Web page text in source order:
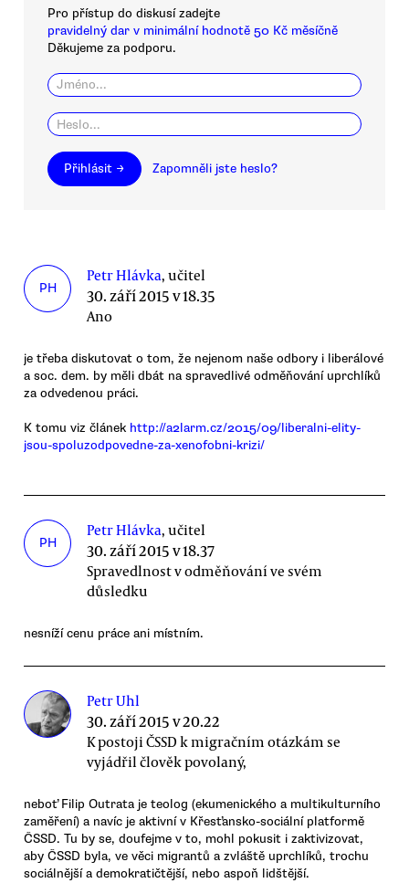
Pro přístup do diskusí zadejte
pravidelný dar v minimální hodnotě 50 Kč měsíčně
Děkujeme za podporu.
Přihlásit → Zapomněli jste heslo?
PH
Petr Hlávka, učitel
30. září 2015 v 18.35
Ano
je třeba diskutovat o tom, že nejenom naše odbory i liberálové
a soc. dem. by měli dbát na spravedlivé odměňování uprchlíků
za odvedenou práci.
K tomu viz článek http://a2larm.cz/2015/09/liberalni-elity-
jsou-spoluzodpovedne-za-xenofobni-krizi/
PH
Petr Hlávka, učitel
30. září 2015 v 18.37
Spravedlnost v odměňování ve svém
důsledku
nesníží cenu práce ani místním.
Petr Uhl
30. září 2015 v 20.22
K postoji ČSSD k migračním otázkám se
vyjádřil člověk povolaný,
neboť Filip Outrata je teolog (ekumenického a multikulturního
zaměření) a navíc je aktivní v Křesťansko-sociální platformě
ČSSD. Tu by se, doufejme v to, mohl pokusit i zaktivizovat,
aby ČSSD byla, ve věci migrantů a zvláště uprchlíků, trochu
sociálnější a demokratičtější, nebo aspoň lidštější.